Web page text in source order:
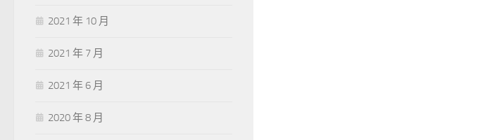
2021 年 10 月
2021 年 7 月
2021 年 6 月
2020 年 8 月